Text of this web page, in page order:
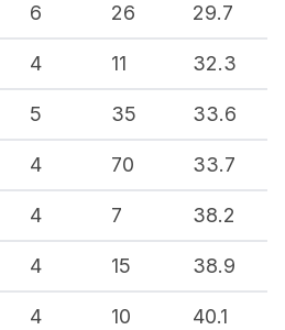
6 26 29.7
4 11 32.3
5 35 33.6
4 70 33.7
4 7 38.2
4 15 38.9
4 10 40.1